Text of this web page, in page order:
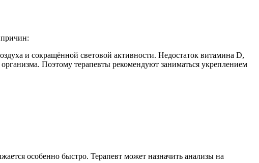
и сокращённой световой активности. Недостаток витамина D,
Поэтому терапевты рекомендуют заниматься укреплением
особенно быстро. Терапевт может назначить анализы на